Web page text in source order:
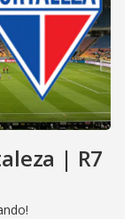
| R7